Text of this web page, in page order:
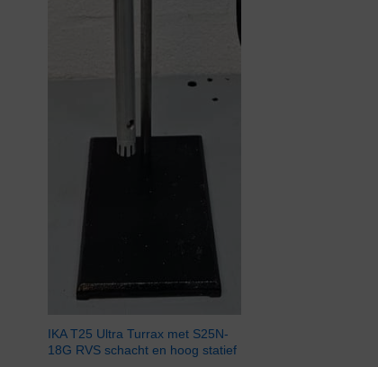
IKA T25 Ultra Turrax met S25N-
18G RVS schacht en hoog statief